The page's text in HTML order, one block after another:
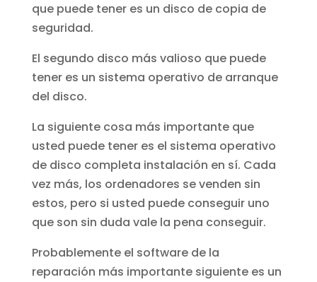
que puede tener es un disco de copia de
seguridad.
El segundo disco más valioso que puede
tener es un sistema operativo de arranque
del disco.
La siguiente cosa más importante que
usted puede tener es el sistema operativo
de disco completa instalación en sí. Cada
vez más, los ordenadores se venden sin
estos, pero si usted puede conseguir uno
que son sin duda vale la pena conseguir.
Probablemente el software de la
reparación más importante siguiente es un